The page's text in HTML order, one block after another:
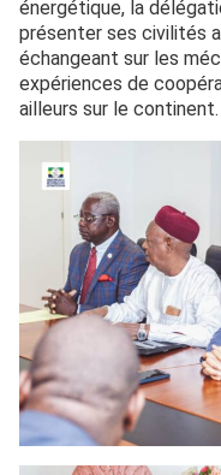
énergétique, la
présenter ses civilités
échangeant sur les
expériences de
ailleurs sur le continent.